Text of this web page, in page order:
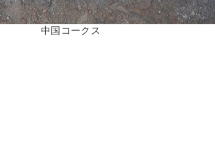
中国コークス